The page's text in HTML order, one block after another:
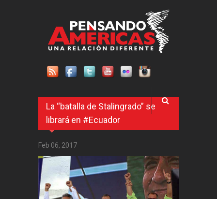
La “batalla de Stalingrado” se
librará en #Ecuador
Feb 06, 2017